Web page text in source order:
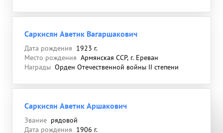
Саркисян Аветик Вагаршакович
Дата рождения 1923 г.
Место рождения Армянская ССР, г. Ереван
Награды Орден Отечественной войны II степени
Саркисян Аветик Аршакович
Звание рядовой
Дата рождения 1906 г.